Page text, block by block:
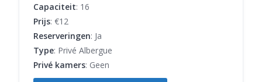
Capaciteit: 16
Prijs: €12
Reserveringen: Ja
Type: Privé Albergue
Privé kamers: Geen